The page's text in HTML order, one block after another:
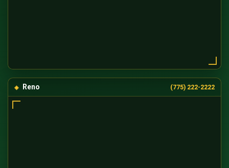
Reno (775) 222-2222